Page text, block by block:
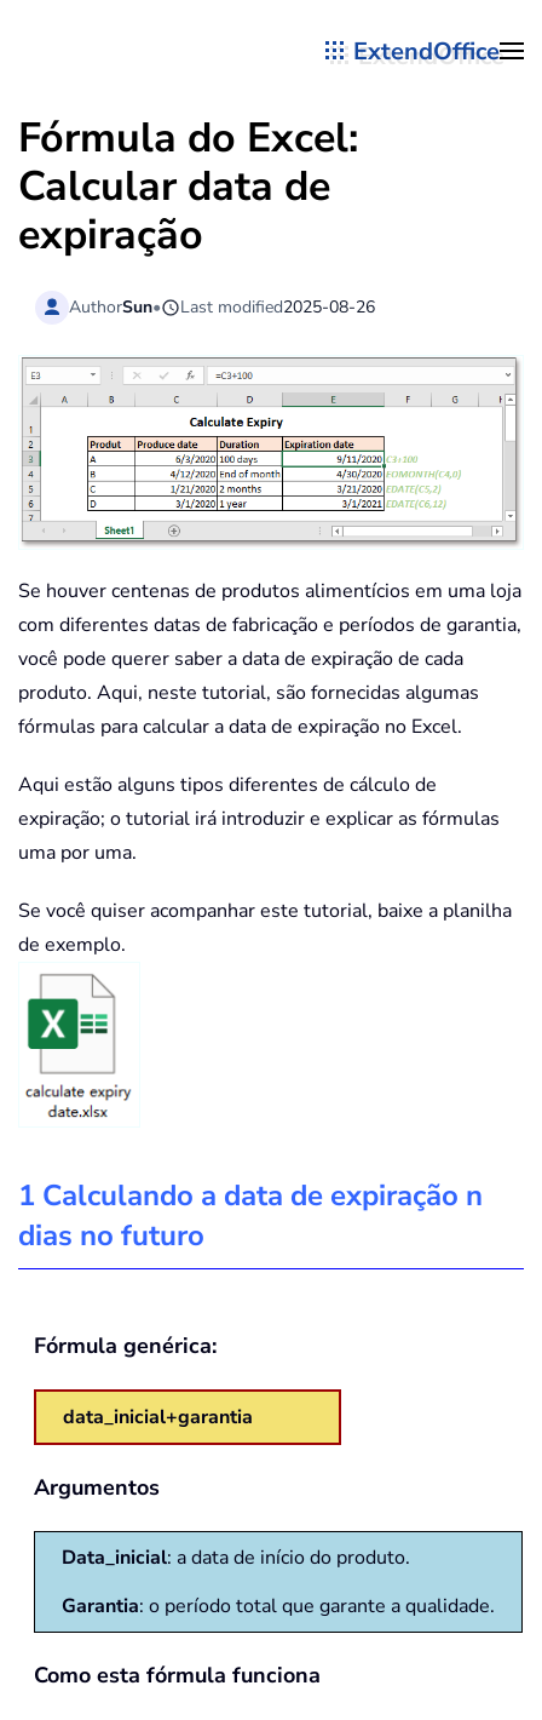
ExtendOffice
Fórmula do Excel:
Calcular data de
expiração
AuthorSun• Last modified2025-08-26
Se houver centenas de produtos alimentícios em uma loja
com diferentes datas de fabricação e períodos de garantia,
você pode querer saber a data de expiração de cada
produto. Aqui, neste tutorial, são fornecidas algumas
fórmulas para calcular a data de expiração no Excel.
Aqui estão alguns tipos diferentes de cálculo de
expiração; o tutorial irá introduzir e explicar as fórmulas
uma por uma.
Se você quiser acompanhar este tutorial, baixe a planilha
de exemplo.
1 Calculando a data de expiração n
dias no futuro
Fórmula genérica:
data_inicial+garantia
Argumentos
Data_inicial: a data de início do produto.
Garantia: o período total que garante a qualidade.
Como esta fórmula funciona